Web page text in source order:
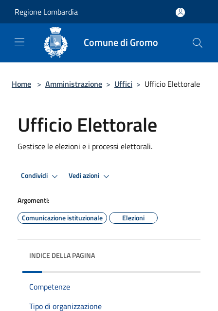
Regione Lombardia
Comune di Gromo
Home > Amministrazione > Uffici > Ufficio Elettorale
Ufficio Elettorale
Gestisce le elezioni e i processi elettorali.
Condividi Vedi azioni
Argomenti:
Comunicazione istituzionale
Elezioni
INDICE DELLA PAGINA
Competenze
Tipo di organizzazione